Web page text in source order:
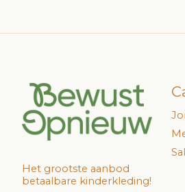
Het grootste aanbod
betaalbare kinderkleding!